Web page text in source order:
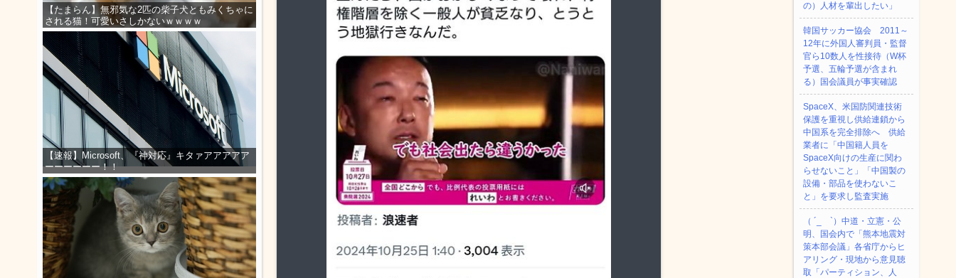
【たまらん】無邪気な2匹の柴子犬ともみくちゃに
される猫！可愛いさしかないｗｗｗｗ
【速報】Microsoft、『神対応』キタァアアアアア
ーーーーーー！！
の）人材を輩出したい」
韓国サッカー協会 2011～
12年に外国人審判員・監督
官ら10数人を性接待（W杯
予選、五輪予選が含まれ
る）国会議員が事実確認
SpaceX、米国防関連技術
保護を重視し供給連鎖から
中国系を完全排除へ 供給
業者に「中国籍人員を
SpaceX向けの生産に関わ
らせないこと」「中国製の
設備・部品を使わないこ
と」を要求し監査実施
（ ´_ゝ`）中道・立憲・公
明、国会内で「熊本地震対
策本部会議」各省庁からヒ
アリング・現地から意見聴
取「パーティション、人